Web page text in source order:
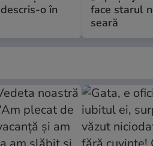
o în
face starul
seară